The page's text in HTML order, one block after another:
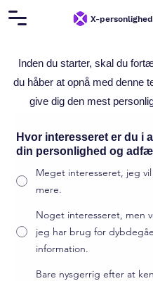
X-personlighed
Inden du starter, skal du
du håber at opnå med denne
give dig den mest
Hvor interesseret er du i
din personlighed og
Meget interesseret, jeg
mere.
Noget interesseret, men
jeg har brug for
information.
Bare nysgerrig efter at